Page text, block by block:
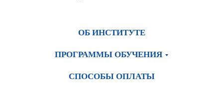
ОБ ИНСТИТУТЕ
ПРОГРАММЫ ОБУЧЕНИЯ
СПОСОБЫ ОПЛАТЫ